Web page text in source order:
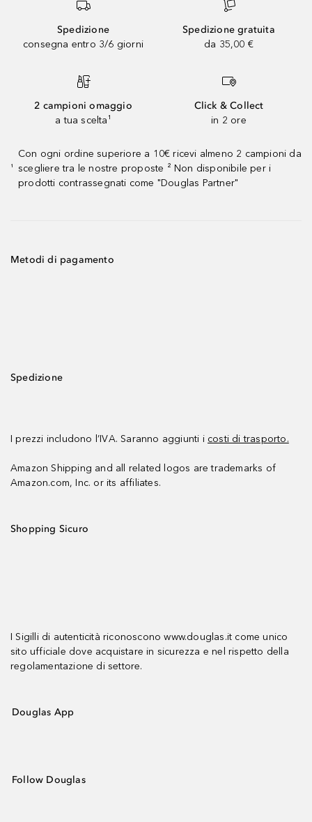
Spedizione
consegna entro 3/6 giorni
Spedizione gratuita
da 35,00 €
2 campioni omaggio
a tua scelta¹
Click & Collect
in 2 ore
¹
Con ogni ordine superiore a 10€ ricevi almeno 2 campioni da
scegliere tra le nostre proposte ² Non disponibile per i
prodotti contrassegnati come "Douglas Partner"
Metodi di pagamento
Spedizione
I prezzi includono l’IVA. Saranno aggiunti i costi di trasporto.
Amazon Shipping and all related logos are trademarks of
Amazon.com, Inc. or its affiliates.
Shopping Sicuro
I Sigilli di autenticità riconoscono www.douglas.it come unico
sito ufficiale dove acquistare in sicurezza e nel rispetto della
regolamentazione di settore.
Douglas App
Follow Douglas